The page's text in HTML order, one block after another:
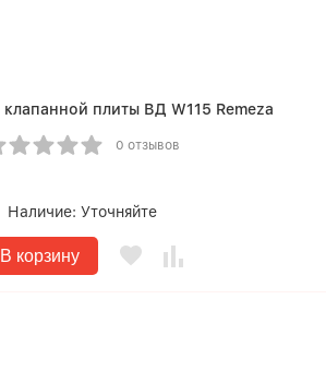
плиты ВД W115 Remeza
0 отзывов
Наличие: Уточняйте
В корзину